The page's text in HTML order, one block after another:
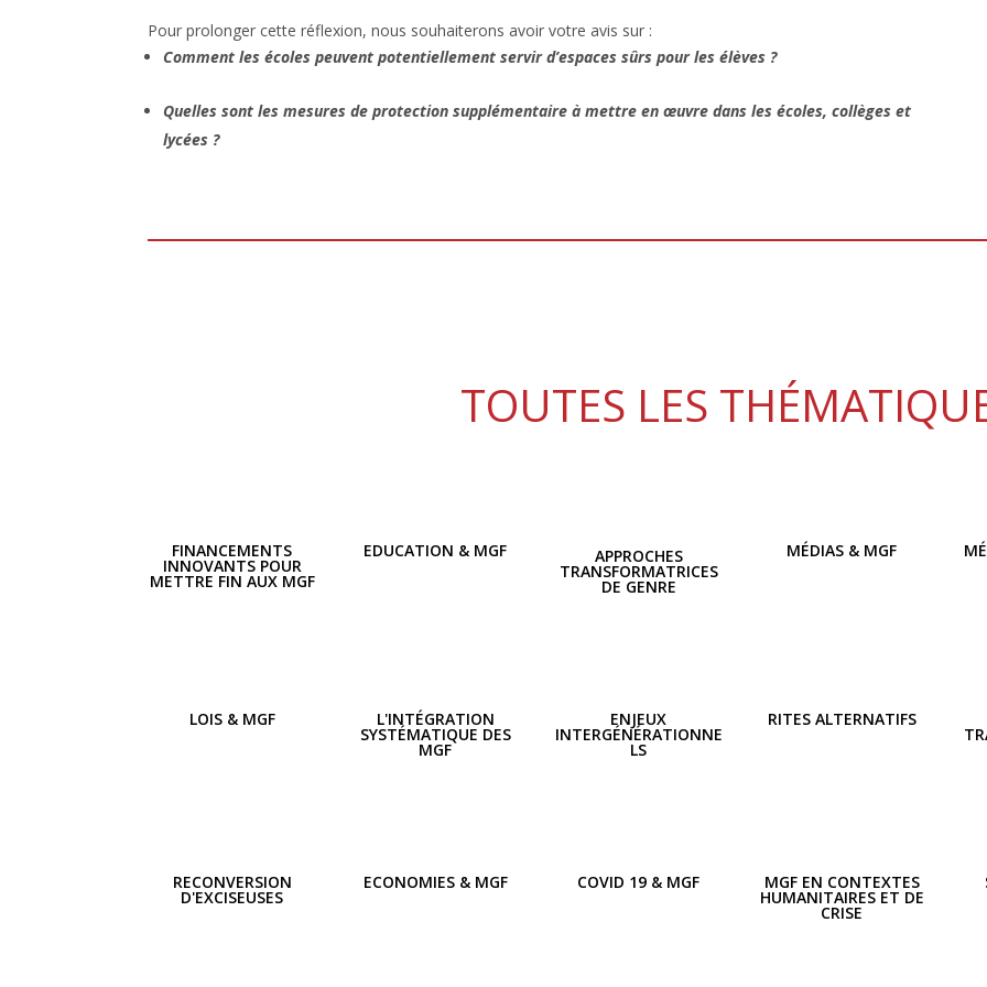
Pour prolonger cette réflexion, nous souhaiterons avoir votre avis sur :
Comment les écoles peuvent potentiellement servir d’espaces sûrs pour les élèves ?
Quelles sont les mesures de protection supplémentaire à mettre en œuvre dans les écoles, collèges et
lycées ?
TOUTES LES
FINANCEMENTS
INNOVANTS POUR
METTRE FIN AUX MGF
EDUCATION & MGF APPROCHES
TRANSFORMATRICES
DE GENRE
MÉDIAS & MGF
LOIS & MGF L'INTÉGRATION
SYSTÉMATIQUE DES
MGF
ENJEUX
INTERGÉNÉRATIONNE
LS
RITES ALTERNATIFS
RECONVERSION
D'EXCISEUSES
ECONOMIES & MGF COVID 19 & MGF MGF EN CONTEXTES
HUMANITAIRES ET DE
CRISE